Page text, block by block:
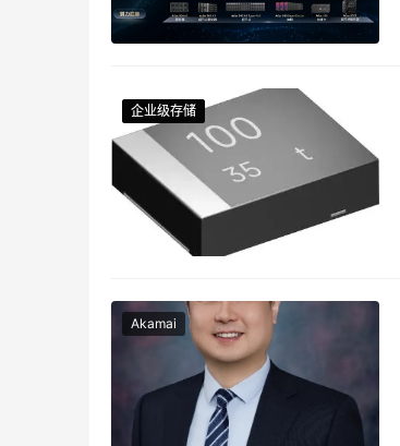
企业级存储
企业级存储
企业级存储
企业级存储
Akamai